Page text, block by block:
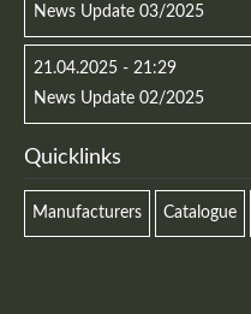
News Update 03/2025
21.04.2025 - 21:29
News Update 02/2025
Quicklinks
Manufacturers Catalogue